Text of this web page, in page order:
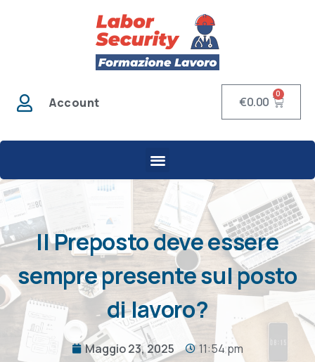
Account €0.00
0
Il Preposto deve essere
sempre presente sul posto
di lavoro?
Maggio 23, 2025 11:54 pm